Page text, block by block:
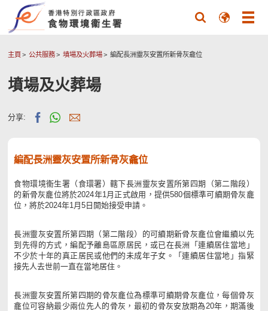
主頁 公共服務 墳場及火葬場 編配長洲靈灰安置所新骨灰龕位
墳場及火葬場
分享:
編配長洲靈灰安置所新骨灰龕位
食物環境衞生署（食環署）轄下長洲靈灰安置所第四期（第二階段）
的新骨灰龕位將於2024年1月正式啟用，提供580個標準可續期骨灰龕
位，將於2024年1月5日開始接受申請。
長洲靈灰安置所第四期（第二階段）的可續期新骨灰龕位會繼續以先
到先得的方式，編配予離島區原居民，或已在長洲「連續居住當地」
不少於十年的真正居民或他們的未成年子女。「連續居住當地」指緊
接先人去世前一直在當地居住。
長洲靈灰安置所第四期的骨灰龕位為標準可續期骨灰龕位，每個骨灰
龕位可容納最少兩位先人的骨灰，最初的骨灰安放期為20年，期滿後